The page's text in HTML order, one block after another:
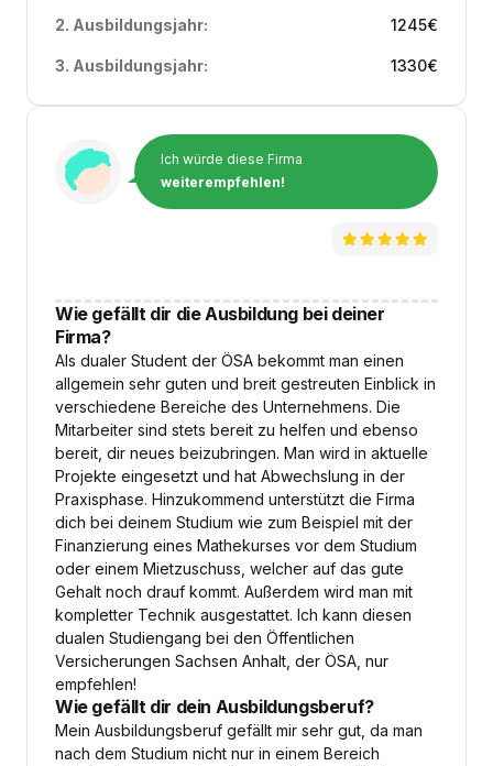
2. Ausbildungsjahr: 1245€
3. Ausbildungsjahr: 1330€
Ich würde diese Firma
weiterempfehlen!
Wie gefällt dir die Ausbildung bei deiner
Firma?
Als dualer Student der ÖSA bekommt man einen
allgemein sehr guten und breit gestreuten Einblick in
verschiedene Bereiche des Unternehmens. Die
Mitarbeiter sind stets bereit zu helfen und ebenso
bereit, dir neues beizubringen. Man wird in aktuelle
Projekte eingesetzt und hat Abwechslung in der
Praxisphase. Hinzukommend unterstützt die Firma
dich bei deinem Studium wie zum Beispiel mit der
Finanzierung eines Mathekurses vor dem Studium
oder einem Mietzuschuss, welcher auf das gute
Gehalt noch drauf kommt. Außerdem wird man mit
kompletter Technik ausgestattet. Ich kann diesen
dualen Studiengang bei den Öffentlichen
Versicherungen Sachsen Anhalt, der ÖSA, nur
empfehlen!
Wie gefällt dir dein Ausbildungsberuf?
Mein Ausbildungsberuf gefällt mir sehr gut, da man
nach dem Studium nicht nur in einem Bereich